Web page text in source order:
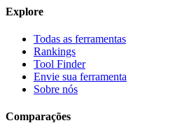
Explore
Todas as ferramentas
Rankings
Tool Finder
Envie sua ferramenta
Sobre nós
Comparações